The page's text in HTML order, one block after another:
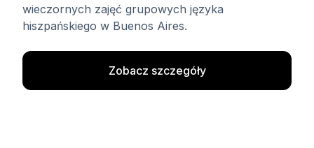
wieczornych zajęć grupowych języka
hiszpańskiego w Buenos Aires.
Zobacz szczegóły